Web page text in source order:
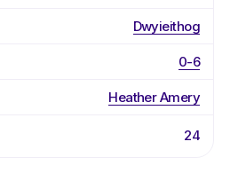
Dwyieithog
0-6
Heather Amery
24